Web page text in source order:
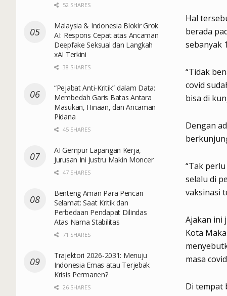
Hal
berada
sebanyak
“Tidak
covid
bisa di
Dengan
“Tak
selalu di
vaksinasi
Ajakan ini
Kota
masa
Di tempat
52 SHARES
Malaysia & Indonesia Blokir Grok
AI: Respons Cepat atas Ancaman
Deepfake Seksual dan Langkah
xAI Terkini
38 SHARES
“Pejabat Anti-Kritik” dalam Data:
Membedah Garis Batas Antara
Masukan, Hinaan, dan Ancaman
Pidana
45 SHARES
AI Gempur Lapangan Kerja,
Jurusan Ini Justru Makin Moncer
47 SHARES
Benteng Aman Para Pencari
Selamat: Saat Kritik dan
Perbedaan Pendapat Dilindas
Atas Nama Stabilitas
71 SHARES
Trajektori 2026-2031: Menuju
Indonesia Emas atau Terjebak
Krisis Permanen?
26 SHARES